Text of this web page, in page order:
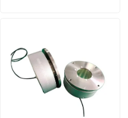
المنتجات
فيديوهات